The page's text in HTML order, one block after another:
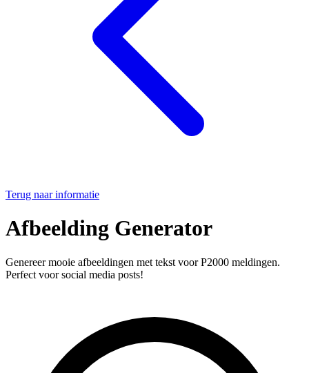
Terug naar informatie
Afbeelding Generator
Genereer mooie afbeeldingen met tekst voor P2000 meldingen.
Perfect voor social media posts!